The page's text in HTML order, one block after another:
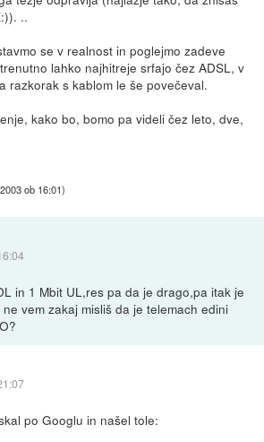
..
se v realnost in poglejmo zadeve
lahko najhitreje srfajo čez ADSL, v
razkorak s kablom le še povečeval.
kako bo, bomo pa videli čez leto, dve,
ob 16:01)
in 1 Mbit UL,res pa da je drago,pa itak je
vem zakaj misliš da je telemach edini
po Googlu in našel tole: